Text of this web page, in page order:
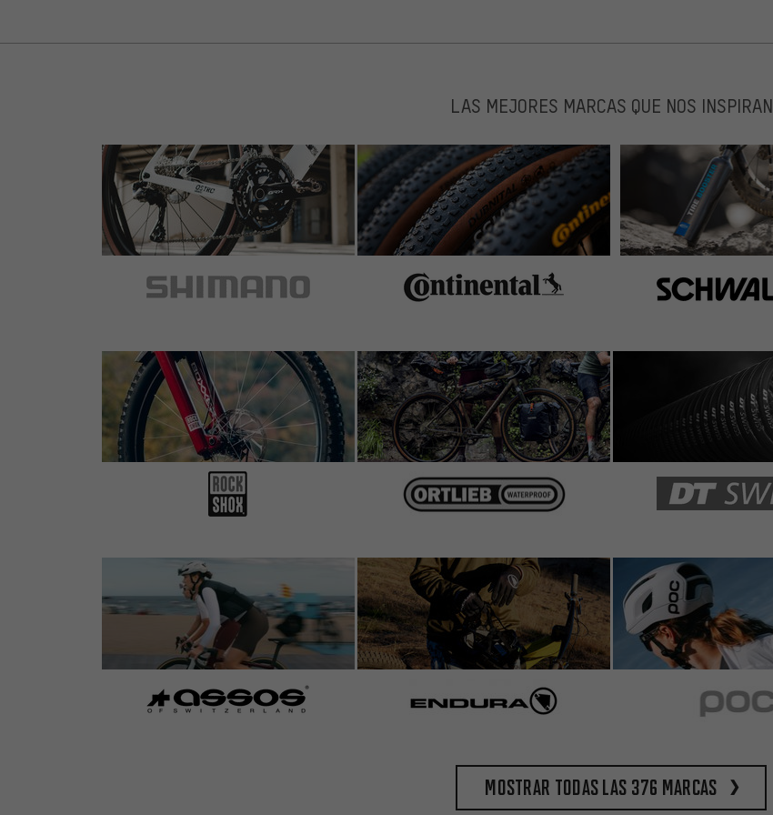
LAS MEJORES MARCAS QUE NOS INSPIRAN
Mostrar todas las 376 marcas